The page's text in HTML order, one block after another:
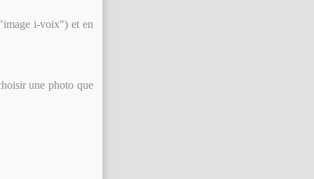
i-voix") et en
une photo que